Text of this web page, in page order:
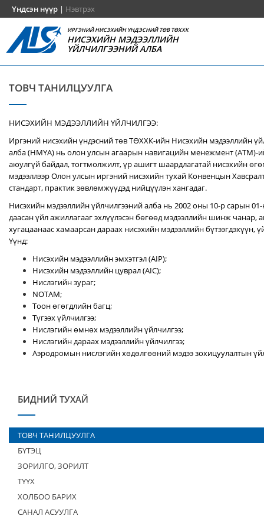
Үндсэн нүүр | Нэвтрэх
ИРГЭНИЙ НИСЭХИЙН ҮНДЭСНИЙ ТӨВ ТӨХХК
НИСЭХИЙН МЭДЭЭЛЛИЙН
ҮЙЛЧИЛГЭЭНИЙ АЛБА
ТОВЧ ТАНИЛЦУУЛГА
НИСЭХИЙН МЭДЭЭЛЛИЙН ҮЙЛЧИЛГЭЭ:
Иргэний нисэхийн үндэсний төв ТӨХХК-ийн Нисэхийн мэдээллийн
алба (НМҮА) нь олон улсын агаарын навигацийн менежмент (ATM)-
аюулгүй байдал, тогтмолжилт, үр ашигт шаардлагатай нисэхийн
мэдээллээр Олон улсын иргэний нисэхийн тухай Конвенцын
стандарт, практик зөвлөмжүүдэд нийцүүлэн хангадаг.
Нисэхийн мэдээллийн үйлчилгээний алба нь 2002 оны 10-р сарын
даасан үйл ажиллагааг эхлүүлэсэн бөгөөд мэдээллийн шинж чанар,
хугацаанаас хамаарсан дараах нисэхийн мэдээллийн бүтээгдэхүүн,
Үүнд:
Нисэхийн мэдээллийн эмхэтгэл (AIP);
Нисэхийн мэдээллийн цуврал (AIC);
Нислэгийн зураг;
NOTAM;
Тоон өгөгдлийн багц;
Түгээх үйлчилгээ;
Нислэгийн өмнөх мэдээллийн үйлчилгээ;
Нислэгийн дараах мэдээллийн үйлчилгээ;
Аэродромын нислэгийн хөдөлгөөний мэдээ зохицуулалтын
БИДНИЙ ТУХАЙ
ТОВЧ ТАНИЛЦУУЛГА
БҮТЭЦ
ЗОРИЛГО, ЗОРИЛТ
ТҮҮХ
ХОЛБОО БАРИХ
САНАЛ АСУУЛГА